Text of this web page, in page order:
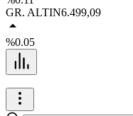
GR. ALTIN6.499,09
%0.05